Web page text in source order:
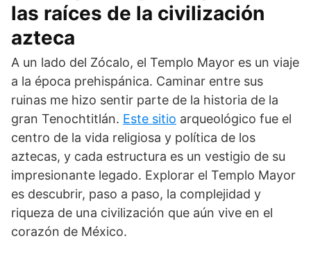
las raíces de la civilización
azteca
A un lado del Zócalo, el Templo Mayor es un viaje
a la época prehispánica. Caminar entre sus
ruinas me hizo sentir parte de la historia de la
gran Tenochtitlán. Este sitio arqueológico fue el
centro de la vida religiosa y política de los
aztecas, y cada estructura es un vestigio de su
impresionante legado. Explorar el Templo Mayor
es descubrir, paso a paso, la complejidad y
riqueza de una civilización que aún vive en el
corazón de México.